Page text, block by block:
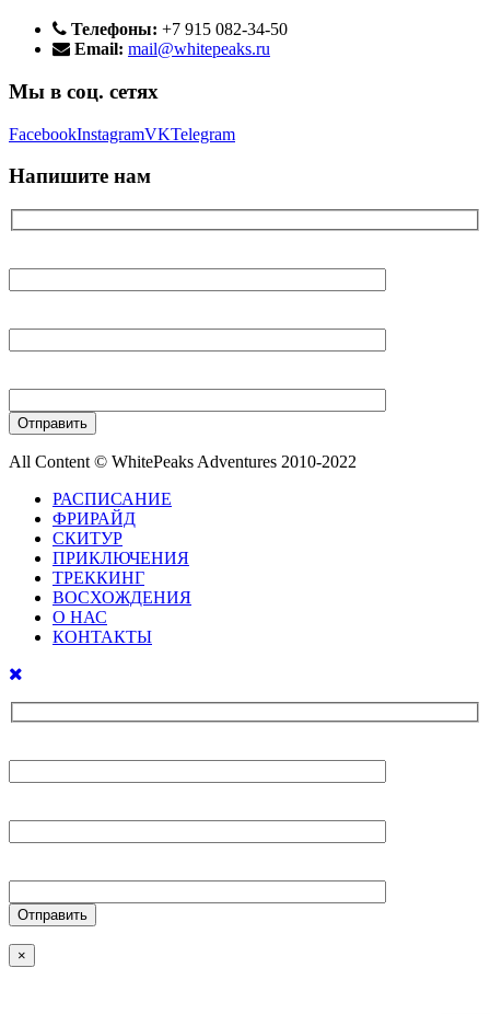
Телефоны: +7 915 082-34-50
Email: mail@whitepeaks.ru
Мы в соц. сетях
FacebookInstagramVKTelegram
Напишите нам
All Content © WhitePeaks Adventures 2010-2022
РАСПИСАНИЕ
ФРИРАЙД
СКИТУР
ПРИКЛЮЧЕНИЯ
ТРЕККИНГ
ВОСХОЖДЕНИЯ
О НАС
КОНТАКТЫ
×